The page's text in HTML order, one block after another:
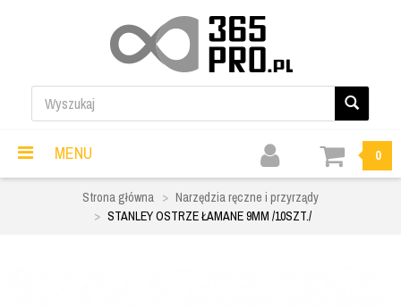
MENU 0
Strona główna
Narzędzia ręczne i przyrządy
STANLEY OSTRZE ŁAMANE 9MM /10SZT./